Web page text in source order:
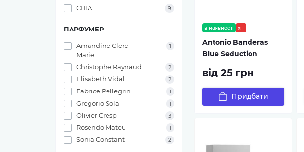
США 9
ПАРФУМЕР
Amandine Clerc-
Marie
1
Christophe Raynaud 2
Elisabeth Vidal 2
Fabrice Pellegrin 1
Gregorio Sola 1
Olivier Cresp 3
Rosendo Mateu 1
Sonia Constant 2
в наявності хіт
Antonio Banderas
Blue Seduction
від 25 грн
Придбати